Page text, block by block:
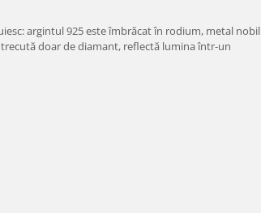
argintul 925 este îmbrăcat în rodium, metal nobil
doar de diamant, reflectă lumina într-un